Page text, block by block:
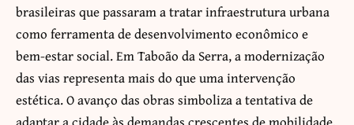
brasileiras que passaram a tratar infraestrutura urbana
como ferramenta de desenvolvimento econômico e
bem-estar social. Em Taboão da Serra, a modernização
das vias representa mais do que uma intervenção
estética. O avanço das obras simboliza a tentativa de